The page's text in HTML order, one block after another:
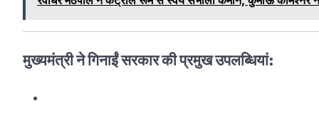
मुख्यमंत्री ने गिनाईं सरकार की प्रमुख उपलब्धियां: